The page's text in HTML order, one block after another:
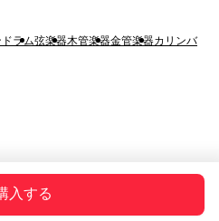
入する
ドラム弦楽器木管楽器金管楽器カリンバ